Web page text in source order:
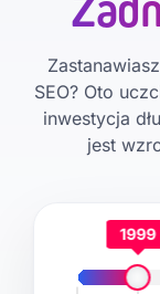
SEO? Oto
inwestycja
jest
1999